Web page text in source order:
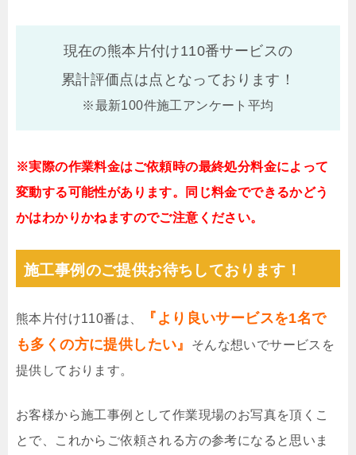
現在の熊本片付け110番サービスの
累計評価点は点となっております！
※最新100件施工アンケート平均
※実際の作業料金はご依頼時の最終処分料金によって
変動する可能性があります。同じ料金でできるかどう
かはわかりかねますのでご注意ください。
施工事例のご提供お待ちしております！
熊本片付け110番は、
『より良いサービスを1名で
も多くの方に提供したい』
そんな想いでサービスを
提供しております。
お客様から施工事例として作業現場のお写真を頂くこ
とで、これからご依頼される方の参考になると思いま